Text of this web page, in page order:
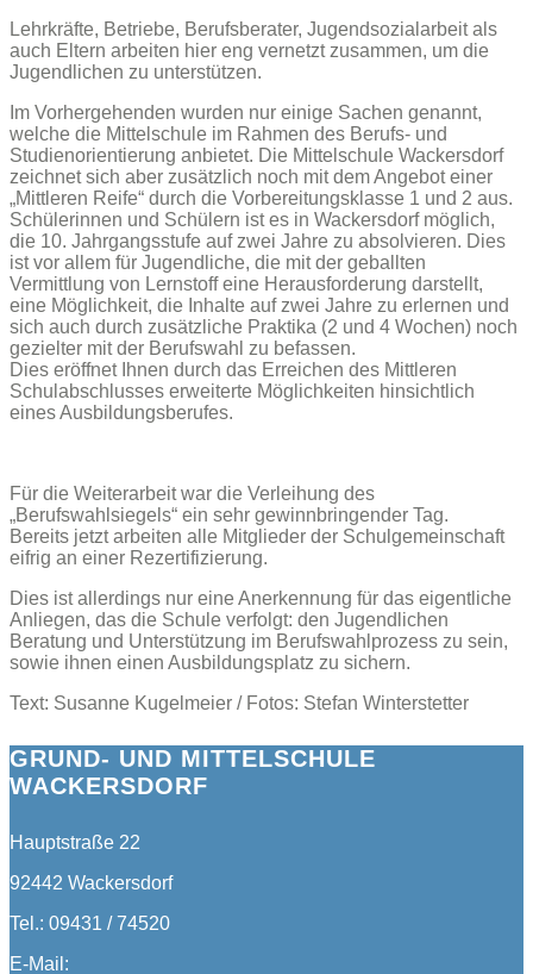
Lehrkräfte, Betriebe, Berufsberater, Jugendsozialarbeit als
auch Eltern arbeiten hier eng vernetzt zusammen, um die
Jugendlichen zu unterstützen.
Im Vorhergehenden wurden nur einige Sachen genannt,
welche die Mittelschule im Rahmen des Berufs- und
Studienorientierung anbietet. Die Mittelschule Wackersdorf
zeichnet sich aber zusätzlich noch mit dem Angebot einer
„Mittleren Reife“ durch die Vorbereitungsklasse 1 und 2 aus.
Schülerinnen und Schülern ist es in Wackersdorf möglich,
die 10. Jahrgangsstufe auf zwei Jahre zu absolvieren. Dies
ist vor allem für Jugendliche, die mit der geballten
Vermittlung von Lernstoff eine Herausforderung darstellt,
eine Möglichkeit, die Inhalte auf zwei Jahre zu erlernen und
sich auch durch zusätzliche Praktika (2 und 4 Wochen) noch
gezielter mit der Berufswahl zu befassen.
Dies eröffnet Ihnen durch das Erreichen des Mittleren
Schulabschlusses erweiterte Möglichkeiten hinsichtlich
eines Ausbildungsberufes.
Für die Weiterarbeit war die Verleihung des
„Berufswahlsiegels“ ein sehr gewinnbringender Tag.
Bereits jetzt arbeiten alle Mitglieder der Schulgemeinschaft
eifrig an einer Rezertifizierung.
Dies ist allerdings nur eine Anerkennung für das eigentliche
Anliegen, das die Schule verfolgt: den Jugendlichen
Beratung und Unterstützung im Berufswahlprozess zu sein,
sowie ihnen einen Ausbildungsplatz zu sichern.
Text: Susanne Kugelmeier / Fotos: Stefan Winterstetter
GRUND- UND MITTELSCHULE
WACKERSDORF
Hauptstraße 22
92442 Wackersdorf
Tel.: 09431 / 74520
E-Mail: